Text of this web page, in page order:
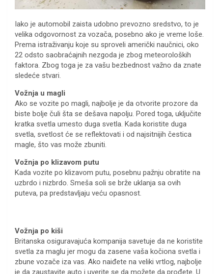
Iako je automobil zaista udobno prevozno sredstvo, to je
velika odgovornost za vozača, posebno ako je vreme loše.
Prema istraživanju koje su sproveli američki naučnici, oko
22 odsto saobraćajnih nezgoda je zbog meteoroloških
faktora. Zbog toga je za vašu bezbednost važno da znate
sledeće stvari.
Vožnja u magli
Ako se vozite po magli, najbolje je da otvorite prozore da
biste bolje čuli šta se dešava napolju. Pored toga, uključite
kratka svetla umesto duga svetla. Kada koristite duga
svetla, svetlost će se reflektovati i od najsitnijih čestica
magle, što vas može zbuniti.
Vožnja po klizavom putu
Kada vozite po klizavom putu, posebnu pažnju obratite na
uzbrdo i nizbrdo. Smeša soli se brže uklanja sa ovih
puteva, pa predstavljaju veću opasnost.
Vožnja po kiši
Britanska osiguravajuća kompanija savetuje da ne koristite
svetla za maglu jer mogu da zasene vaša kočiona svetla i
zbune vozače iza vas. Ako naiđete na veliki vrtlog, najbolje
je da zaustavite auto i uverite se da možete da prođete. U